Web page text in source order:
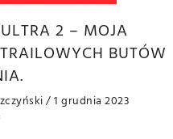
2 – MOJA
BUTÓW
/ 1 grudnia 2023